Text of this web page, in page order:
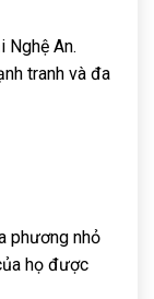
Nghệ An.
tranh và đa
phương nhỏ
họ được